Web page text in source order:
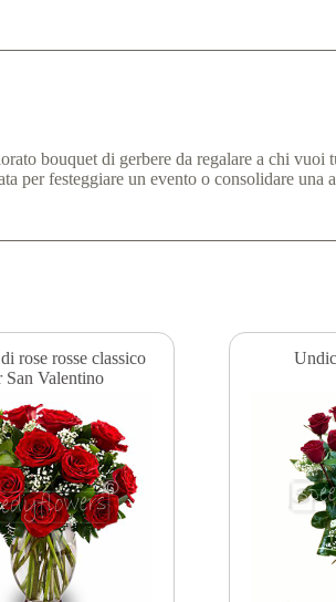
bouquet di gerbere da regalare a chi
per festeggiare un evento o consolidare
rose rosse classico
San Valentino